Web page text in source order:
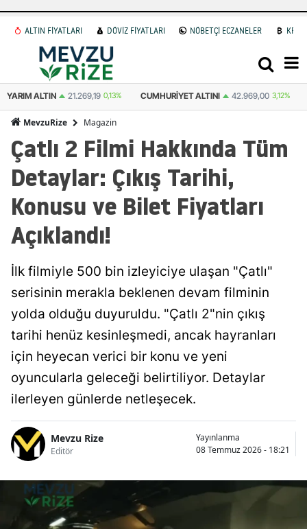
ALTIN FİYATLARI DÖVİZ FİYATLARI NÖBETÇİ ECZANELER
YARIM ALTIN 21.269,19 0,13% CUMHURIYET ALTINI 42.969,00 3,12%
MevzuRize Magazin
Çatlı 2 Filmi Hakkında Tüm
Detaylar: Çıkış Tarihi,
Konusu ve Bilet Fiyatları
Açıklandı!
İlk filmiyle 500 bin izleyiciye ulaşan "Çatlı"
serisinin merakla beklenen devam filminin
yolda olduğu duyuruldu. "Çatlı 2"nin çıkış
tarihi henüz kesinleşmedi, ancak hayranları
için heyecan verici bir konu ve yeni
oyuncularla geleceği belirtiliyor. Detaylar
ilerleyen günlerde netleşecek.
Mevzu Rize
Editör
Yayınlanma
08 Temmuz 2026 - 18:21